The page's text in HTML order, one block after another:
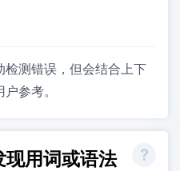
检测错误，但会结合上下
参考。
用词或语法